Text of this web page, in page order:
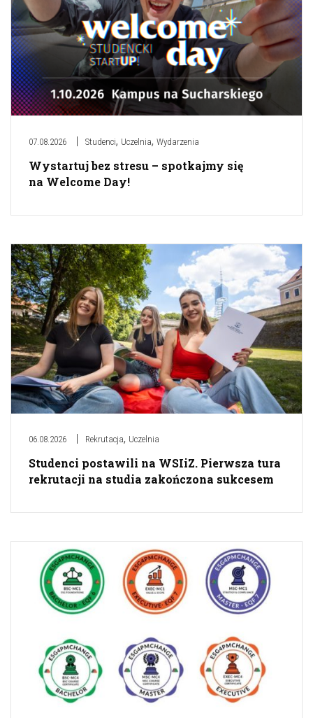
07.08.2026 Studenci, Uczelnia, Wydarzenia
Wystartuj bez stresu – spotkajmy się
na Welcome Day!
06.08.2026 Rekrutacja, Uczelnia
Studenci postawili na WSIiZ. Pierwsza tura
rekrutacji na studia zakończona sukcesem